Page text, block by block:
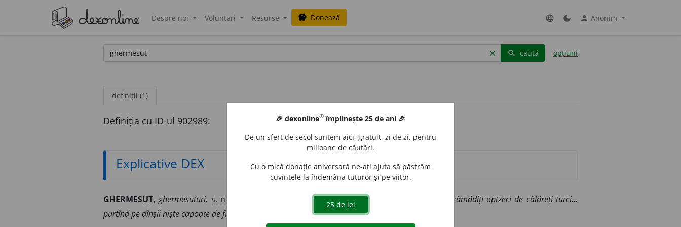
Despre noi Voluntari Resurse savings Donează language dark_mode person Anonim
clear search caută opțiuni
definiții (1)
Definiția cu ID-ul 902989:
Explicative DEX
GHERMESUT, ghermesuturi, s. n. (Învechit) Un fel de stofă de mătase.
Împrejurul lor stau grămădiți optzeci de călăreți turci...
purtînd pe dînșii niște capoate de filendreș, de ghermesuturi și de felurite stofe.
🎉 dexonline® împlinește 25 de ani 🎉
De un sfert de secol suntem aici, gratuit, zi de zi, pentru
milioane de căutări.
Cu o mică donație aniversară ne-ați ajuta să păstrăm
cuvintele la îndemâna tuturor și pe viitor.